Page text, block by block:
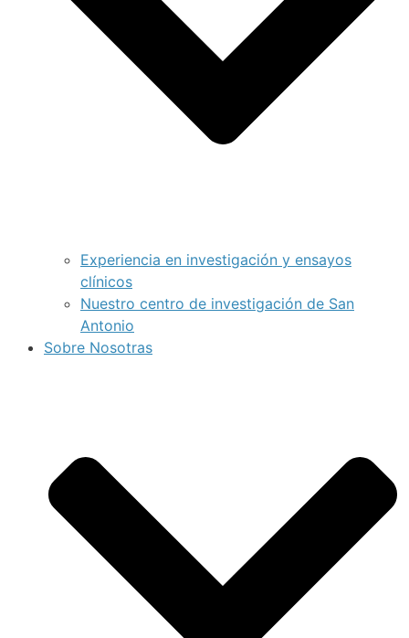
Experiencia en investigación y ensayos
clínicos
Nuestro centro de investigación de San
Antonio
Sobre Nosotras